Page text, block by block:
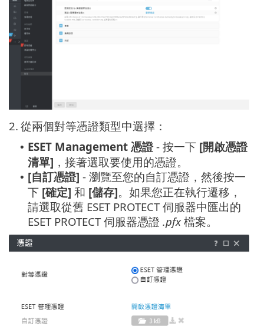
2. 從兩個對等憑證類型中選擇：
• ESET Management 憑證- 按一下 [開啟憑證
清單] ，接著選取要使用的憑證。
• [自訂憑證] - 瀏覽至您的自訂憑證，然後按一
下 [確定] 和 [儲存]。如果您正在執行遷移，
請選取從舊 ESET PROTECT 伺服器中匯出的
ESET PROTECT 伺服器憑證 .pfx檔案。